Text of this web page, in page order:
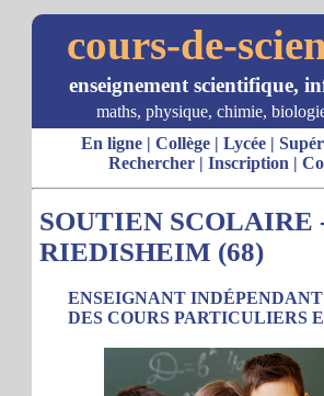
cours-de-
enseignement scientifique,
maths, physique, chimie,
En ligne| Collège| Lycée|
Rechercher| Inscription |
SOUTIEN SCOLAIRE
RIEDISHEIM (68)
ENSEIGNANT INDÉPENDANT
DES COURS PARTICULIERS